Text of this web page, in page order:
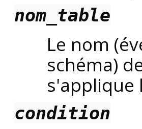
nom_table
Le nom
schéma)
s'applique
condition